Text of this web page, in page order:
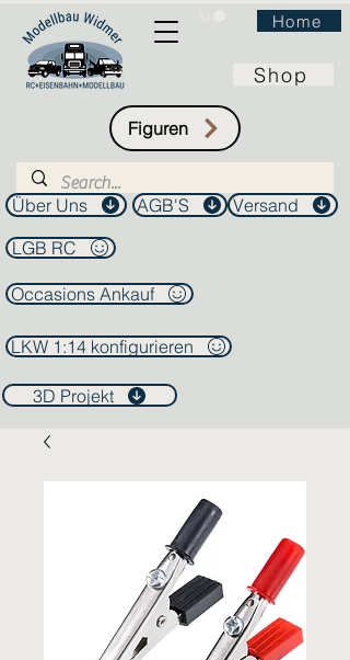
Home
Shop
Figuren
Über Uns AGB'S
Versand
LGB RC
Occasions Ankauf
LKW 1:14 konfigurieren
3D Projekt